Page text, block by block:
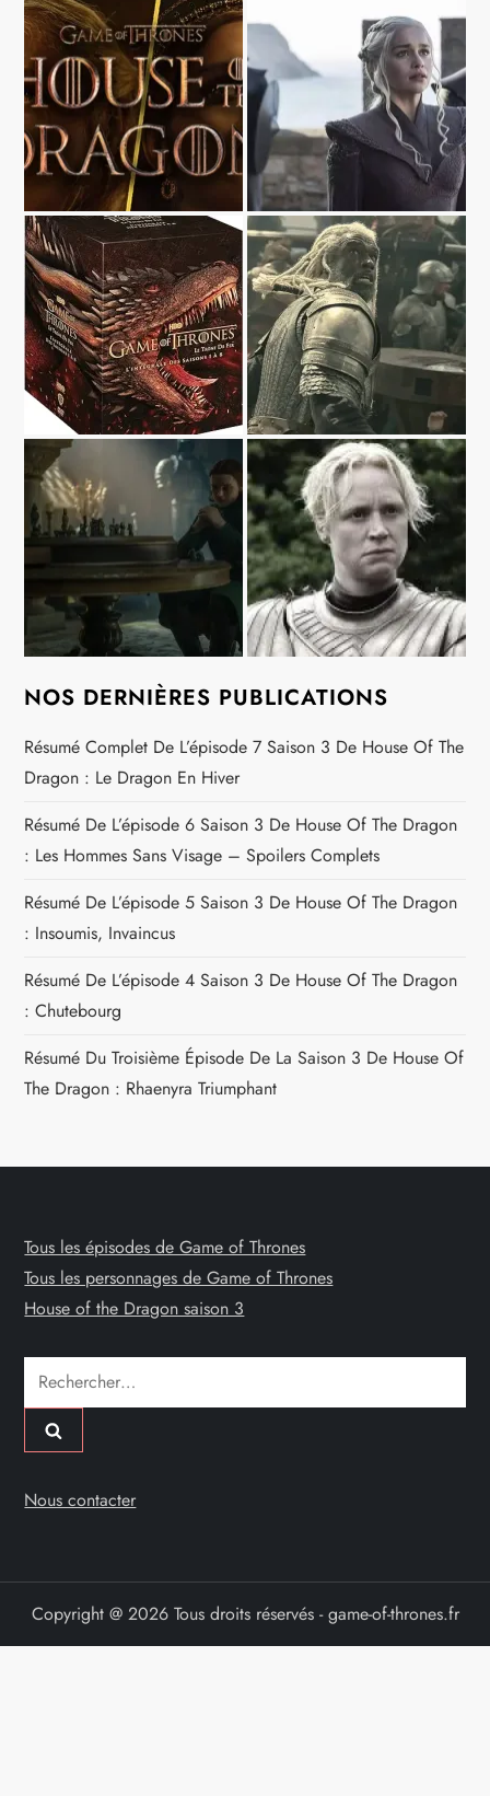
NOS DERNIÈRES PUBLICATIONS
Résumé Complet De L’épisode 7 Saison 3 De House Of The
Dragon : Le Dragon En Hiver
Résumé De L’épisode 6 Saison 3 De House Of The Dragon
: Les Hommes Sans Visage – Spoilers Complets
Résumé De L’épisode 5 Saison 3 De House Of The Dragon
: Insoumis, Invaincus
Résumé De L’épisode 4 Saison 3 De House Of The Dragon
: Chutebourg
Résumé Du Troisième Épisode De La Saison 3 De House Of
The Dragon : Rhaenyra Triumphant
Tous les épisodes de Game of Thrones
Tous les personnages de Game of Thrones
House of the Dragon saison 3
Rechercher :
Nous contacter
Copyright @ 2026 Tous droits réservés - game-of-thrones.fr